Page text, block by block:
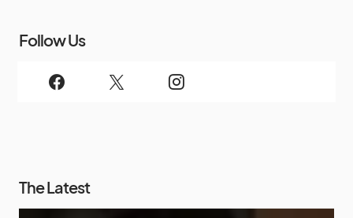
Follow Us
The Latest